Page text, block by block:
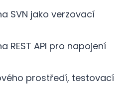
SVN jako verzovací
REST API pro napojení
prostředí, testovací